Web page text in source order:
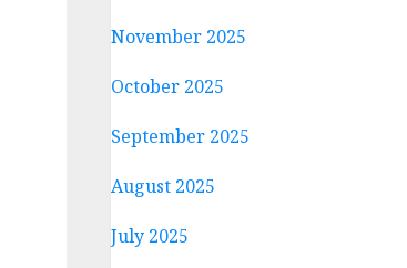
November 2025
October 2025
September 2025
August 2025
July 2025